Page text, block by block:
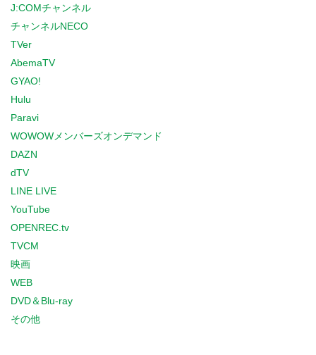
J:COMチャンネル
チャンネルNECO
TVer
AbemaTV
GYAO!
Hulu
Paravi
WOWOWメンバーズオンデマンド
DAZN
dTV
LINE LIVE
YouTube
OPENREC.tv
TVCM
映画
WEB
DVD＆Blu-ray
その他